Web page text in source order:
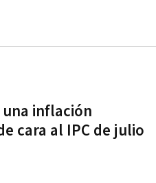
inflación
cara al IPC de julio